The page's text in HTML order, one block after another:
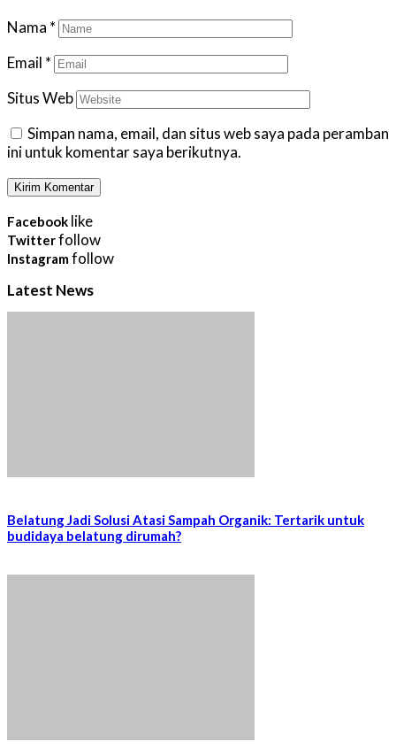
Nama *
Email *
Situs Web
Simpan nama, email, dan situs web saya pada peramban
ini untuk komentar saya berikutnya.
Facebook like
Twitterfollow
Instagramfollow
Latest News
Belatung Jadi Solusi Atasi Sampah Organik: Tertarik untuk
budidaya belatung dirumah?